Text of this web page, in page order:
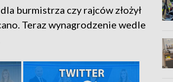
burmistrza czy rajców złożył
Teraz wynagrodzenie wedle